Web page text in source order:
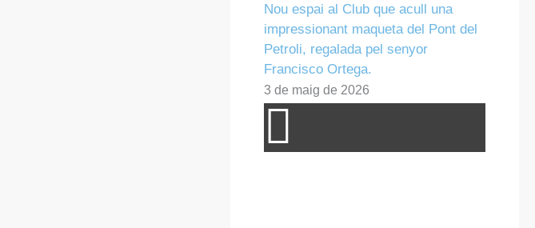
Nou espai al Club que acull una
impressionant maqueta del Pont del
Petroli, regalada pel senyor
Francisco Ortega.
3 de maig de 2026